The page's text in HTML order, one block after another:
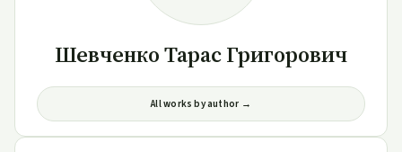
Шевченко Тарас Григорович
All works by author →